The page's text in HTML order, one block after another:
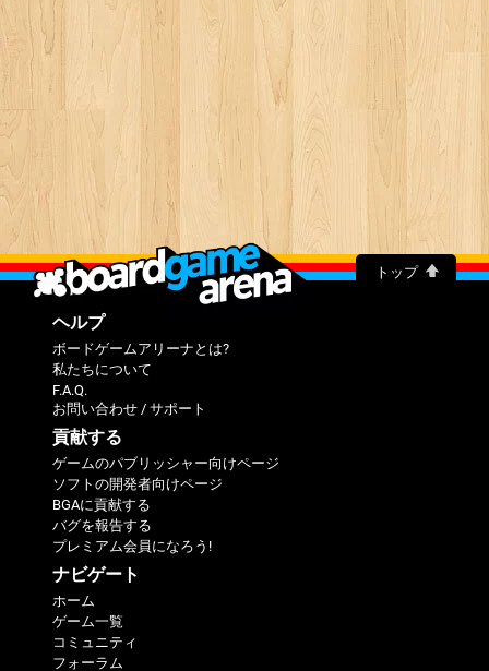
トップ
ヘルプ
ボードゲームアリーナとは?
私たちについて
F.A.Q.
お問い合わせ / サポート
貢献する
ゲームのパブリッシャー向けページ
ソフトの開発者向けページ
BGAに貢献する
バグを報告する
プレミアム会員になろう!
ナビゲート
ホーム
ゲーム一覧
コミュニティ
フォーラム